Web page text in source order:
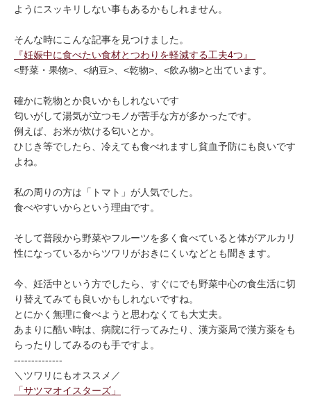
ようにスッキリしない事もあるかもしれません。
そんな時にこんな記事を見つけました。
『妊娠中に食べたい食材とつわりを軽減する工夫4つ』
<野菜・果物>、<納豆>、<乾物>、<飲み物>と出ています。
確かに乾物とか良いかもしれないです
匂いがして湯気が立つモノが苦手な方が多かったです。
例えば、お米が炊ける匂いとか。
ひじき等でしたら、冷えても食べれますし貧血予防にも良いです
よね。
私の周りの方は「トマト」が人気でした。
食べやすいからという理由です。
そして普段から野菜やフルーツを多く食べていると体がアルカリ
性になっているからツワリがおきにくいなどとも聞きます。
今、妊活中という方でしたら、すぐにでも野菜中心の食生活に切
り替えてみても良いかもしれないですね。
とにかく無理に食べようと思わなくても大丈夫。
あまりに酷い時は、病院に行ってみたり、漢方薬局で漢方薬をも
らったりしてみるのも手ですよ。
--------------
＼ツワリにもオススメ／
「サツマオイスターズ」